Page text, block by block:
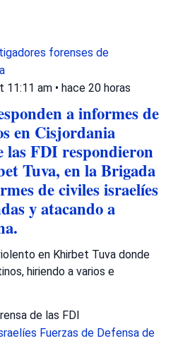
forenses de
11:11 am • hace 20 horas
a informes de
en Cisjordania
las FDI respondieron
Tuva, en la Brigada
de civiles israelíes
y atacando a
en Khirbet Tuva donde
hiriendo a varios e
de las FDI
Fuerzas de Defensa de